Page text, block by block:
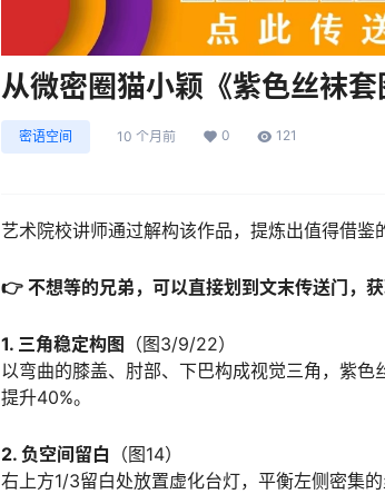
从微密圈猫小颖《紫色丝袜
密语空间 10 个月前 0 121
艺术院校讲师通过解构该作品，提炼出值得借鉴
👉 不想等的兄弟，可以直接划到文末传送门，
1. 三角稳定构图
（图3/9/22）
以弯曲的膝盖、肘部、下巴构成视觉三角，紫
提升40%。
2. 负空间留白 （图14）
右上方1/3留白处放置虚化台灯，平衡左侧密集的